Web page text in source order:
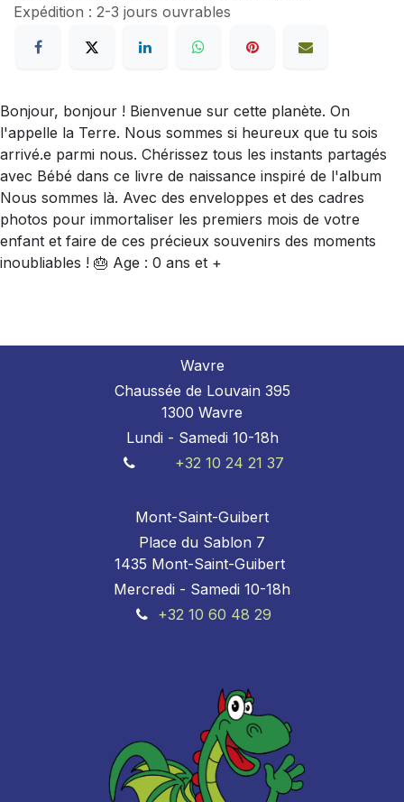
Expédition : 2-3 jours ouvrables
Bonjour, bonjour ! Bienvenue sur cette planète. On
l'appelle la Terre. Nous sommes si heureux que tu sois
arrivé.e parmi nous. Chérissez tous les instants partagés
avec Bébé dans ce livre de naissance inspiré de l'album
Nous sommes là. Avec des enveloppes et des cadres
photos pour immortaliser les premiers mois de votre
enfant et faire de ces précieux souvenirs des moments
inoubliables ! 🎂 Age : 0 ans et +
Wavre
Chaussée de Louvain 395
1300 Wavre
Lundi - Samedi 10-18h
+32 10 24 21 37
Mont-Saint-Guibert
Place du Sablon 7
1435 Mont-Saint-Guibert
Mercredi - Samedi 10-18h
+32 10 60 48 29